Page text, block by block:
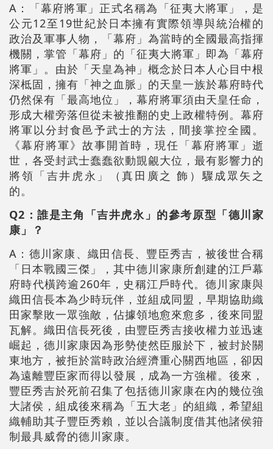
A：「幕府將軍」正式名稱為「征夷大將軍」，是
公元12至19世紀於日本擁有實際領導與統治權的
政治及軍事人物，「幕府」為當時的全國最高指揮
機關，掌管「幕府」的「征夷大將軍」即為「幕府
將軍」。由於「天皇為神」概念於日本人心目中根
深柢固，擁有「神之血脈」的天皇一族於幕府時代
仍然保有「最高地位」，幕府將軍須由天皇任命，
形成大權旁落但從未被推翻的史上政權特例。幕府
將軍以分封食邑予武士的方法，間接掌控全國。
《幕府將軍》故事開首時，現任「幕府將軍」逝
世，各受封武士蠢蠢欲動覬覦大位，最有影響力的
將領「吉井虎永」（真田廣之 飾）驟成眾矢之
的。
Q2：誰是主角「吉井虎永」的參考原型「德川家
康」？
A：德川家康、織田信長、豐臣秀吉，被後世合稱
「日本戰國三傑」，其中德川家康所創建的江戶幕
府時代橫跨逾260年，史稱江戶時代。德川家康與
織田信長本為少時玩伴，並組成同盟，早期協助織
田家擊敗一眾強敵，佔據領地愈來愈多，後來同盟
瓦解。織田信長死後，由豐臣秀吉接收權力並迅速
崛起，德川家康因為形勢使然臣服於下，被封於關
東地方，被拒於當時政治經濟重心關西地區，卻因
為遠離豐臣家而得以發展，成為一方強權。後來，
豐臣秀吉於死前召集了包括德川家康在內的幾位強
大諸侯，組成後來稱為「五大老」的組織，希望組
織輔助其子豐臣秀賴，並以合議制度借其他諸侯箝
制最具威脅的德川家康。